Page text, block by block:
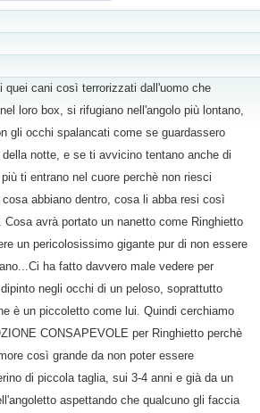
quei cani così terrorizzati dall'uomo che
loro box, si rifugiano nell'angolo più lontano,
gli occhi spalancati come se guardassero
notte, e se ti avvicino tentano anche di
ti entrano nel cuore perchè non riesci
abbiano dentro, cosa li abba resi così
avrà portato un nanetto come Ringhietto
un pericolosissimo gigante pur di non essere
ha fatto davvero male vedere per
negli occhi di un peloso, soprattutto
è un piccoletto come lui. Quindi cerchiamo
CONSAPEVOLE per Ringhietto perchè
così grande da non poter essere
di piccola taglia, sui 3-4 anni e già da un
aspettando che qualcuno gli faccia